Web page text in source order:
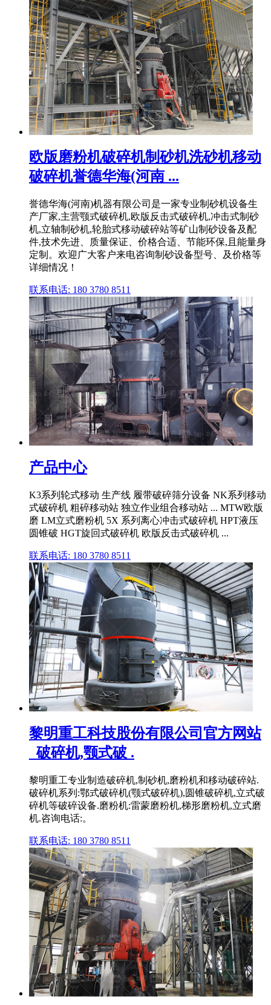
欧版磨粉机破碎机制砂机洗砂机移动
破碎机誉德华海(河南 ...
誉德华海(河南)机器有限公司是一家专业制砂机设备生
产厂家,主营颚式破碎机,欧版反击式破碎机,冲击式制砂
机,立轴制砂机,轮胎式移动破碎站等矿山制砂设备及配
件,技术先进、质量保证、价格合适、节能环保,且能量身
定制。欢迎广大客户来电咨询制砂设备型号、及价格等
详细情况！
联系电话: 180 3780 8511
产品中心
K3系列轮式移动 生产线 履带破碎筛分设备 NK系列移动
式破碎机 粗碎移动站 独立作业组合移动站 ... MTW欧版
磨 LM立式磨粉机 5X 系列离心冲击式破碎机 HPT液压
圆锥破 HGT旋回式破碎机 欧版反击式破碎机 ...
联系电话: 180 3780 8511
黎明重工科技股份有限公司官方网站
_破碎机,颚式破 .
黎明重工专业制造破碎机,制砂机,磨粉机和移动破碎站.
破碎机系列:鄂式破碎机(颚式破碎机),圆锥破碎机,立式破
碎机等破碎设备.磨粉机:雷蒙磨粉机,梯形磨粉机,立式磨
机.咨询电话:。
联系电话: 180 3780 8511